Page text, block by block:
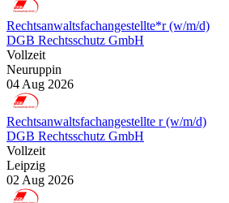
Rechtsanwaltsfachangestellte*r (w/m/d)
DGB Rechtsschutz GmbH
Vollzeit
Neuruppin
04 Aug 2026
Rechtsanwaltsfachangestellte r (w/m/d)
DGB Rechtsschutz GmbH
Vollzeit
Leipzig
02 Aug 2026